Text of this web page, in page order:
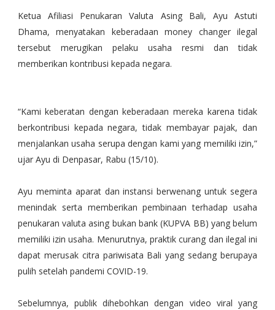
Ketua Afiliasi Penukaran Valuta Asing Bali, Ayu Astuti
Dhama, menyatakan keberadaan money changer ilegal
tersebut merugikan pelaku usaha resmi dan tidak
memberikan kontribusi kepada negara.
“Kami keberatan dengan keberadaan mereka karena tidak
berkontribusi kepada negara, tidak membayar pajak, dan
menjalankan usaha serupa dengan kami yang memiliki izin,”
ujar Ayu di Denpasar, Rabu (15/10).
Ayu meminta aparat dan instansi berwenang untuk segera
menindak serta memberikan pembinaan terhadap usaha
penukaran valuta asing bukan bank (KUPVA BB) yang belum
memiliki izin usaha. Menurutnya, praktik curang dan ilegal ini
dapat merusak citra pariwisata Bali yang sedang berupaya
pulih setelah pandemi COVID-19.
Sebelumnya, publik dihebohkan dengan video viral yang